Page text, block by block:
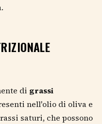
di grassi
nell'olio di oliva e
saturi, che possono